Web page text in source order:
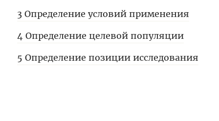
3 Определение условий применения
4 Определение целевой популяции
5 Определение позиции исследования